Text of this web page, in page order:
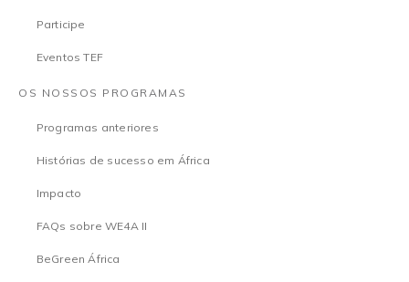
Participe
Eventos TEF
OS NOSSOS PROGRAMAS
Programas anteriores
Histórias de sucesso em África
Impacto
FAQs sobre WE4A II
BeGreen África